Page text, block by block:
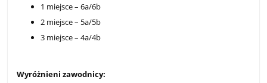
1 miejsce – 6a/6b
2 miejsce – 5a/5b
3 miejsce – 4a/4b
Wyróżnieni zawodnicy: